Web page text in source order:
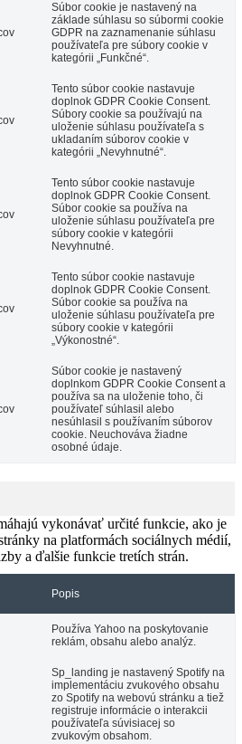
Súbor cookie je nastavený na
základe súhlasu so súbormi cookie
GDPR na zaznamenanie súhlasu
používateľa pre súbory cookie v
kategórii „Funkčné“.
Tento súbor cookie nastavuje
doplnok GDPR Cookie Consent.
Súbory cookie sa používajú na
uloženie súhlasu používateľa s
ukladaním súborov cookie v
kategórii „Nevyhnutné“.
Tento súbor cookie nastavuje
doplnok GDPR Cookie Consent.
Súbor cookie sa používa na
uloženie súhlasu používateľa pre
súbory cookie v kategórii
Nevyhnutné.
Tento súbor cookie nastavuje
doplnok GDPR Cookie Consent.
Súbor cookie sa používa na
uloženie súhlasu používateľa pre
súbory cookie v kategórii
„Výkonostné“.
Súbor cookie je nastavený
doplnkom GDPR Cookie Consent a
používa sa na uloženie toho, či
používateľ súhlasil alebo
nesúhlasil s používaním súborov
cookie. Neuchováva žiadne
osobné údaje.
vykonávať určité funkcie, ako je
na platformách sociálnych médií,
a ďalšie funkcie tretích strán.
Popis
Používa Yahoo na poskytovanie
reklám, obsahu alebo analýz.
Sp_landing je nastavený Spotify na
implementáciu zvukového obsahu
zo Spotify na webovú stránku a tiež
registruje informácie o interakcii
používateľa súvisiacej so
zvukovým obsahom.